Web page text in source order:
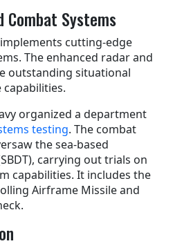
Combat Systems
implements cutting-edge
The enhanced radar and
outstanding situational
capabilities.
organized a department
testing. The combat
the sea-based
carrying out trials on
capabilities. It includes the
Airframe Missile and